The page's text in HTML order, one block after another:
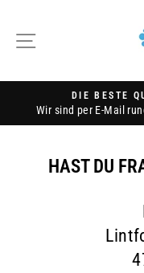
DIE BESTE
Wir sind per E-Mail
HAST DU